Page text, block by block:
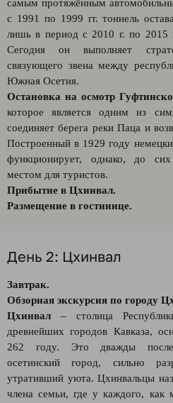
самым протяжённым
с 1991 по 1999 гг. тоннель
лишь в период с 2010 г. по 2015
Сегодня он выполняет
связующего звена между
Южная Осетия.
Остановка на осмотр
которое является одним из
соединяет берега реки Паца и
Построенный в 1929 году
функционирует, однако, до
местом для туристов.
Прибытие в Цхинвал.
Размещение в гостинице.
День 2: Цхинвал
Завтрак.
Обзорная экскурсия по городу
Цхинвал – столица
древнейших городов Кавказа,
262 году. Это дважды
осетинский город, сильно
утративший уюта. Цхинвальцы
члена семьи, где у каждого, как